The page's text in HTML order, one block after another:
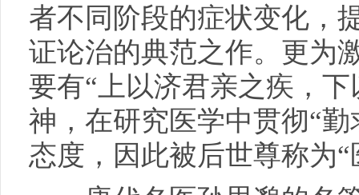
者不同阶段的症状变化，
证论治的典范之作。更为
要有“上以济君亲之疾，
神，在研究医学中贯彻“
态度，因此被后世尊称为“